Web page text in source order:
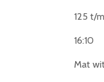
125 t/
16:10
Mat